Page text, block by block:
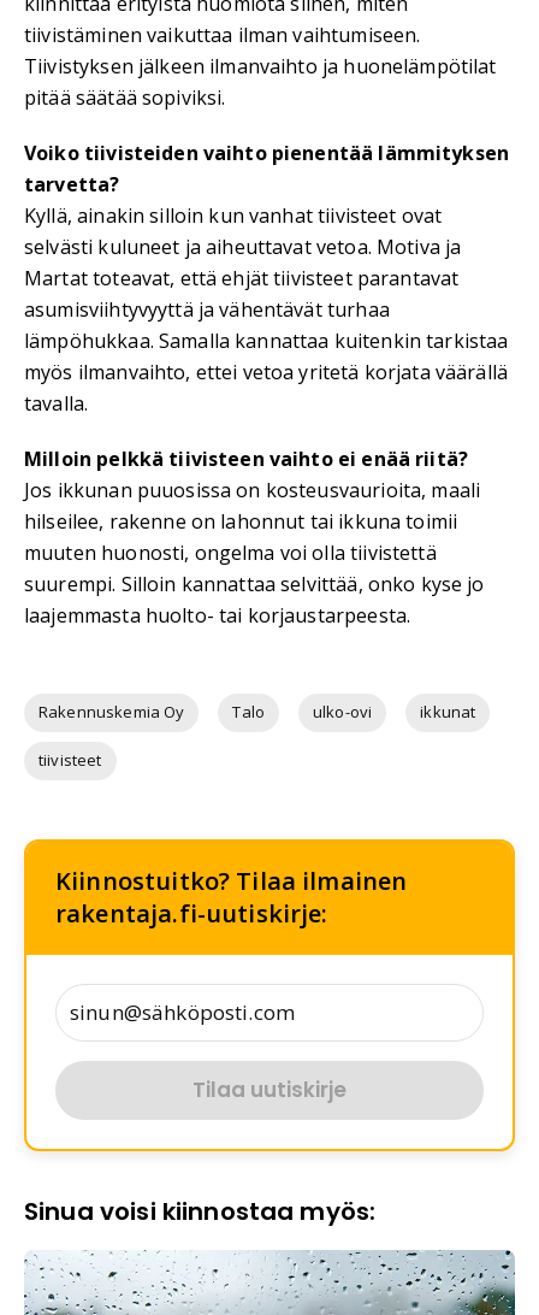
tiivistäminen vaikuttaa ilman vaihtumiseen.
Tiivistyksen jälkeen ilmanvaihto ja huonelämpötilat
pitää säätää sopiviksi.
Voiko tiivisteiden vaihto pienentää lämmityksen
tarvetta?
Kyllä, ainakin silloin kun vanhat tiivisteet ovat
selvästi kuluneet ja aiheuttavat vetoa. Motiva ja
Martat toteavat, että ehjät tiivisteet parantavat
asumisviihtyvyyttä ja vähentävät turhaa
lämpöhukkaa. Samalla kannattaa kuitenkin tarkistaa
myös ilmanvaihto, ettei vetoa yritetä korjata väärällä
tavalla.
Milloin pelkkä tiivisteen vaihto ei enää riitä?
Jos ikkunan puuosissa on kosteusvaurioita, maali
hilseilee, rakenne on lahonnut tai ikkuna toimii
muuten huonosti, ongelma voi olla tiivistettä
suurempi. Silloin kannattaa selvittää, onko kyse jo
laajemmasta huolto- tai korjaustarpeesta.
Rakennuskemia Oy Talo ulko-ovi ikkunat
tiivisteet
Kiinnostuitko? Tilaa ilmainen
rakentaja.fi-uutiskirje:
Tilaa uutiskirje
Sinua voisi kiinnostaa myös: